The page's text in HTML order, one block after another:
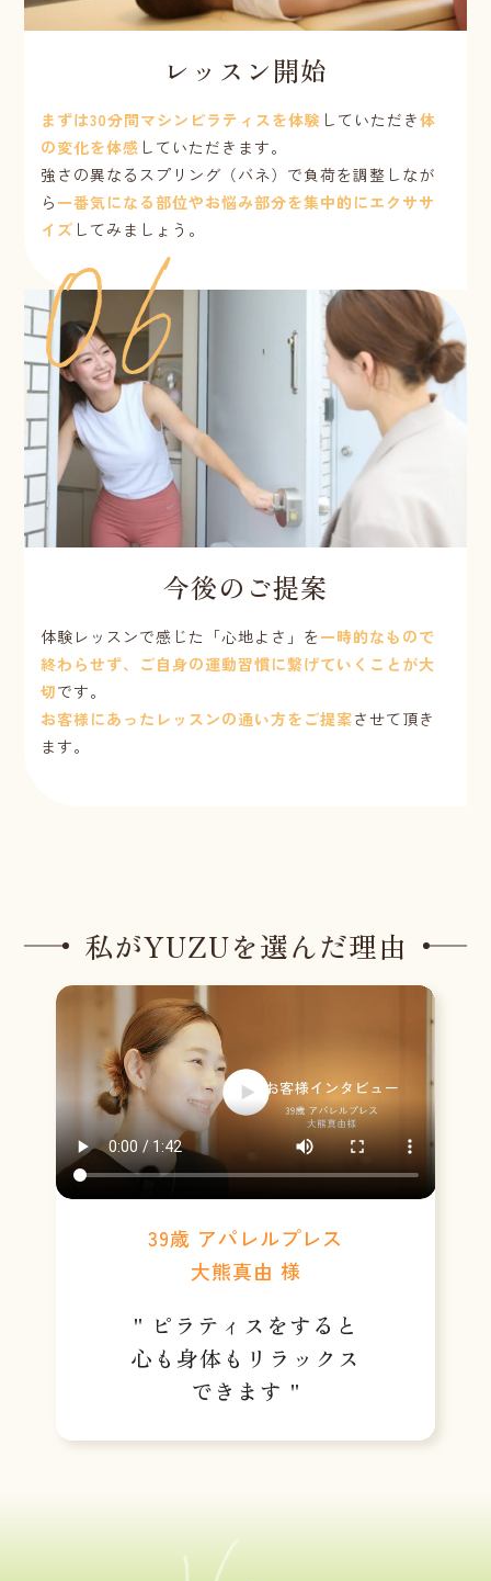
レッスン開始
まずは30分間マシンピラティスを体験 していただき体
の変化を体感 していただきます。
強さの異なるスプリング（バネ）で負荷を調整しなが
ら 一番気になる部位やお悩み部分を集中的にエクササ
イズ してみましょう。
今後のご提案
体験レッスンで感じた「心地よさ」を一時的なもので
終わらせず、ご自身の運動習慣に繋げていくことが大
切です。
お客様にあったレッスンの通い方をご提案させて頂き
ます。
私がYUZUを選んだ理由
39歳 アパレルプレス
大熊真由 様
" ピラティスをすると
心も身体もリラックス
できます "